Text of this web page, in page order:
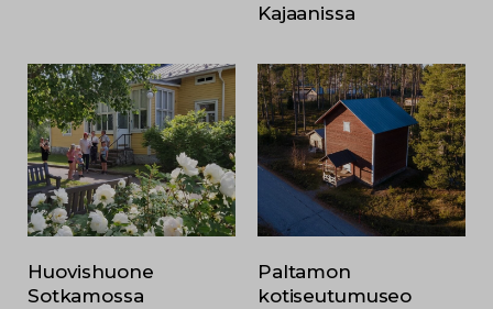
Kajaanissa
Huovishuone
Sotkamossa
Paltamon
kotiseutumuseo